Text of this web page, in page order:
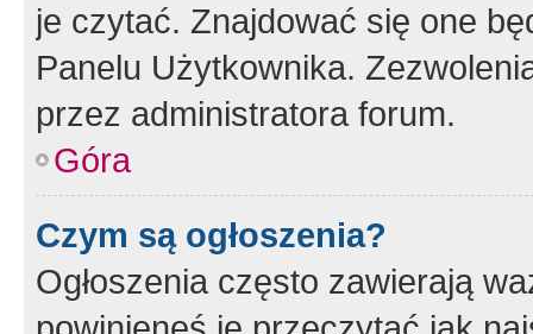
je czytać. Znajdować się one
Panelu Użytkownika.
przez administratora forum.
Góra
Czym są ogłoszenia?
Ogłoszenia często zawierają